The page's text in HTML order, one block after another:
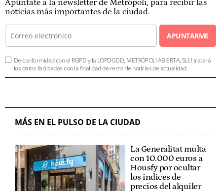
Apúntate a la newsletter de Metrópoli, para recibir las
noticias más importantes de la ciudad.
APUNTARME
De conformidad con el RGPD y la LOPDGDD, METRÓPOLI ABIERTA, SLU tratará
los datos facilitados con la finalidad de remitirle noticias de actualidad.
MÁS EN EL PULSO DE LA CIUDAD
La Generalitat multa
con 10.000 euros a
Housfy por ocultar
los índices de
precios del alquiler